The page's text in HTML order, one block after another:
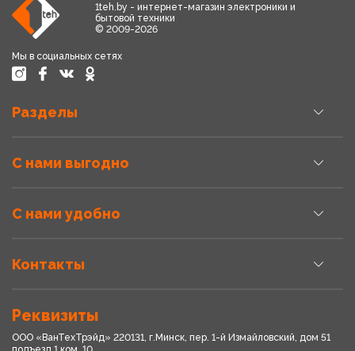
1teh.by - интернет-магазин электроники и
бытовой техники
© 2009-2026
Мы в социальных сетях
Разделы
С нами выгодно
С нами удобно
Контакты
Реквизиты
ООО «ВанТехТрэйд» 220131, г.Минск, пер. 1-й Измайловский, дом 51